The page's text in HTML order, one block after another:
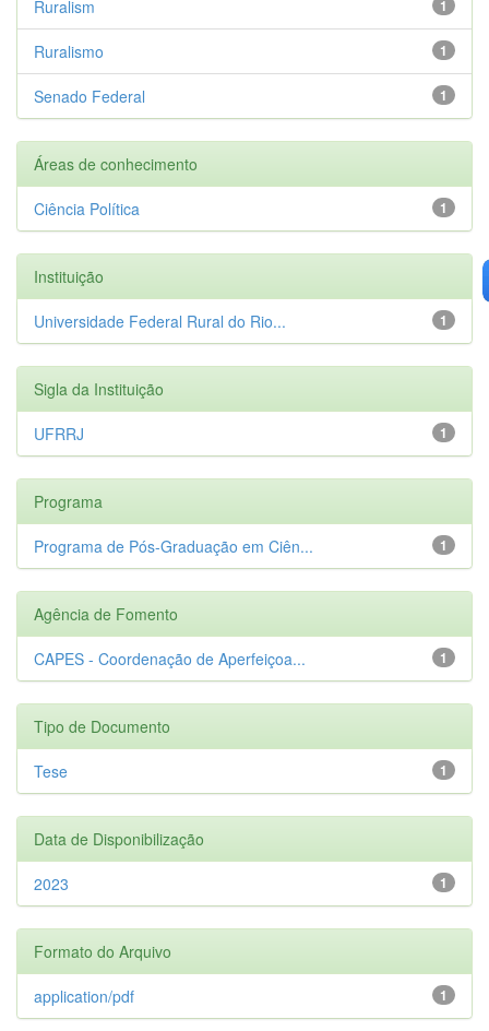
1
Ruralism
1
Ruralismo
1
Senado Federal
Áreas de conhecimento
1
Ciência Política
Instituição
1
Universidade Federal Rural do Rio...
Sigla da Instituição
1
UFRRJ
Programa
1
Programa de Pós-Graduação em Ciên...
Agência de Fomento
1
CAPES - Coordenação de Aperfeiçoa...
Tipo de Documento
1
Tese
Data de Disponibilização
1
2023
Formato do Arquivo
1
application/pdf